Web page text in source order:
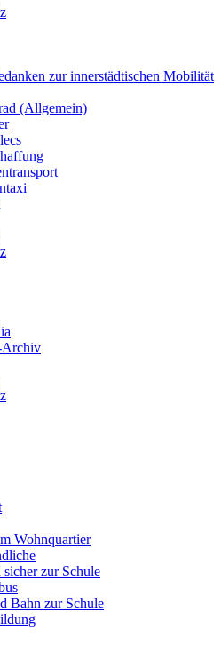
zur innerstädtischen Mobilität
(Allgemein)
Archiv
Wohnquartier
sicher zur Schule
Bahn zur Schule